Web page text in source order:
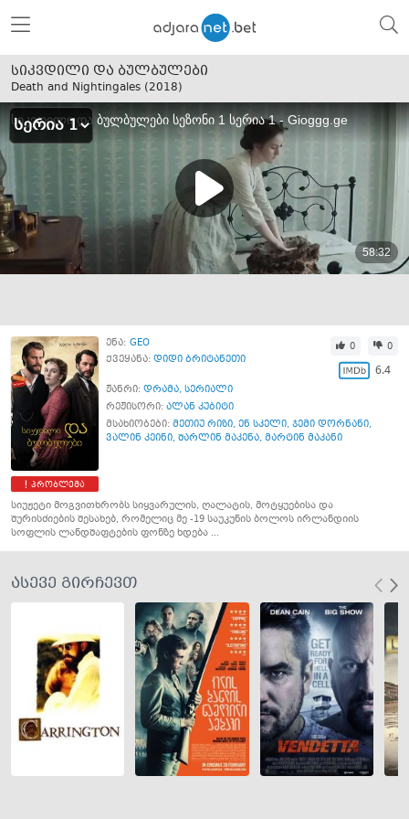
სიკვდილი და ბულბულები
Death and Nightingales (2018)
პრობლემა
ენა: GEO
ქვეყანა: დიდი ბრიტანეთი
0 0
6.4
ჟანრი: დრამა, სერიალი
რეჟისორი: ალან კუბიტი
მსახიობები: მეთიუ რიზი, ენ სკელი, ჯემი დორნანი,
ვალინ კეინი, შარლინ მაკენა, მარტინ მაკანი
სიუჟეტი მოგვითხრობს სიყვარულის, ღალატის, მოტყუებისა და
შურისძიების შესახებ, რომელიც მე -19 საუკუნის ბოლოს ირლანდიის
სოფლის ლანდშაფტების ფონზე ხდება ...
ასევე გირჩევთ